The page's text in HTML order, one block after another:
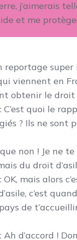
j’aimerais
et me protège
reportage
viennent en
obtenir le droit
: C’est quoi le
? Ils ne sont
non ! Je ne
du droit
: OK, mais alors
c’est
de
: Ah d’accord !